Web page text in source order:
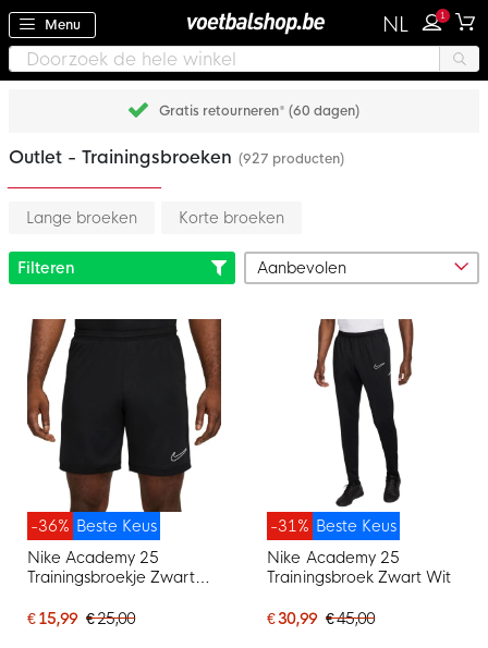
Menu NL 1
Gratis retourneren* (60 dagen)
Outlet - Trainingsbroeken (927 producten)
Lange broeken Korte broeken
Filteren
Beste Keus
-36%
Nike Academy 25
Trainingsbroekje Zwart
€ 15,99 € 25,00
Beste Keus
-31%
Nike Academy 25
Trainingsbroek Zwart Wit
€ 30,99 € 45,00